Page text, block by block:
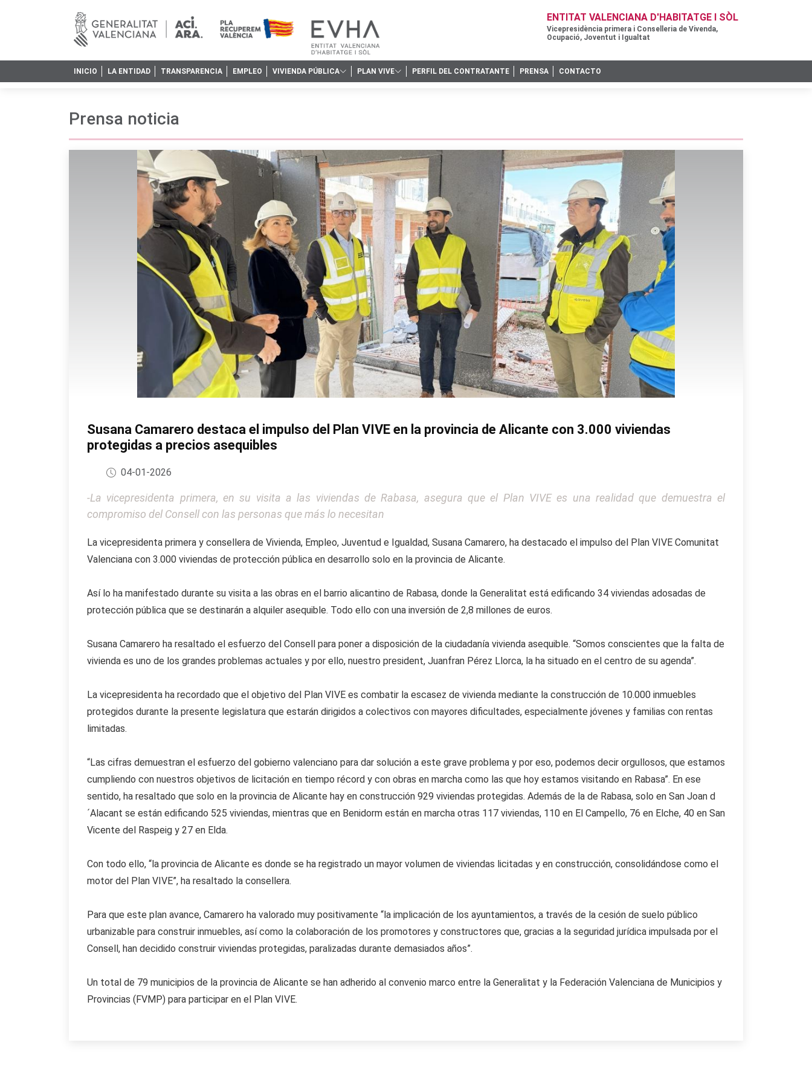
ENTITAT VALENCIANA D'HABITATGE I SÒL
Vicepresidència primera i Conselleria de Vivenda,
Ocupació, Joventut i Igualtat
INICIO LA ENTIDAD TRANSPARENCIA EMPLEO VIVIENDA PÚBLICA PLAN VIVE PERFIL DEL CONTRATANTE PRENSA CONTACTO
Prensa noticia
Susana Camarero destaca el impulso del Plan VIVE en la provincia de Alicante con 3.000 viviendas
protegidas a precios asequibles
04-01-2026
-La vicepresidenta primera, en su visita a las viviendas de Rabasa, asegura que el Plan VIVE es una realidad que demuestra el
compromiso del Consell con las personas que más lo necesitan
La vicepresidenta primera y consellera de Vivienda, Empleo, Juventud e Igualdad, Susana Camarero, ha destacado el impulso del Plan VIVE Comunitat
Valenciana con 3.000 viviendas de protección pública en desarrollo solo en la provincia de Alicante.
Así lo ha manifestado durante su visita a las obras en el barrio alicantino de Rabasa, donde la Generalitat está edificando 34 viviendas adosadas de
protección pública que se destinarán a alquiler asequible. Todo ello con una inversión de 2,8 millones de euros.
Susana Camarero ha resaltado el esfuerzo del Consell para poner a disposición de la ciudadanía vivienda asequible. “Somos conscientes que la falta de
vivienda es uno de los grandes problemas actuales y por ello, nuestro president, Juanfran Pérez Llorca, la ha situado en el centro de su agenda”.
La vicepresidenta ha recordado que el objetivo del Plan VIVE es combatir la escasez de vivienda mediante la construcción de 10.000 inmuebles
protegidos durante la presente legislatura que estarán dirigidos a colectivos con mayores dificultades, especialmente jóvenes y familias con rentas
limitadas.
“Las cifras demuestran el esfuerzo del gobierno valenciano para dar solución a este grave problema y por eso, podemos decir orgullosos, que estamos
cumpliendo con nuestros objetivos de licitación en tiempo récord y con obras en marcha como las que hoy estamos visitando en Rabasa”. En ese
sentido, ha resaltado que solo en la provincia de Alicante hay en construcción 929 viviendas protegidas. Además de la de Rabasa, solo en San Joan d
´Alacant se están edificando 525 viviendas, mientras que en Benidorm están en marcha otras 117 viviendas, 110 en El Campello, 76 en Elche, 40 en San
Vicente del Raspeig y 27 en Elda.
Con todo ello, “la provincia de Alicante es donde se ha registrado un mayor volumen de viviendas licitadas y en construcción, consolidándose como el
motor del Plan VIVE”, ha resaltado la consellera.
Para que este plan avance, Camarero ha valorado muy positivamente “la implicación de los ayuntamientos, a través de la cesión de suelo público
urbanizable para construir inmuebles, así como la colaboración de los promotores y constructores que, gracias a la seguridad jurídica impulsada por el
Consell, han decidido construir viviendas protegidas, paralizadas durante demasiados años”.
Un total de 79 municipios de la provincia de Alicante se han adherido al convenio marco entre la Generalitat y la Federación Valenciana de Municipios y
Provincias (FVMP) para participar en el Plan VIVE.